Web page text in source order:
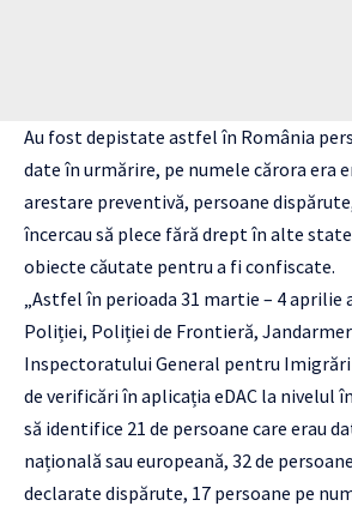
Au fost depistate astfel în România
date în urmărire, pe numele cărora era
arestare preventivă, persoane
încercau să plece fără drept în alte
obiecte căutate pentru a fi confiscate.
„Astfel în perioada 31 martie – 4 aprilie
Poliției, Poliției de Frontieră,
Inspectoratului General pentru Imigrări
de verificări în aplicația eDAC la nivelul
să identifice 21 de persoane care erau
națională sau europeană, 32 de
declarate dispărute, 17 persoane pe